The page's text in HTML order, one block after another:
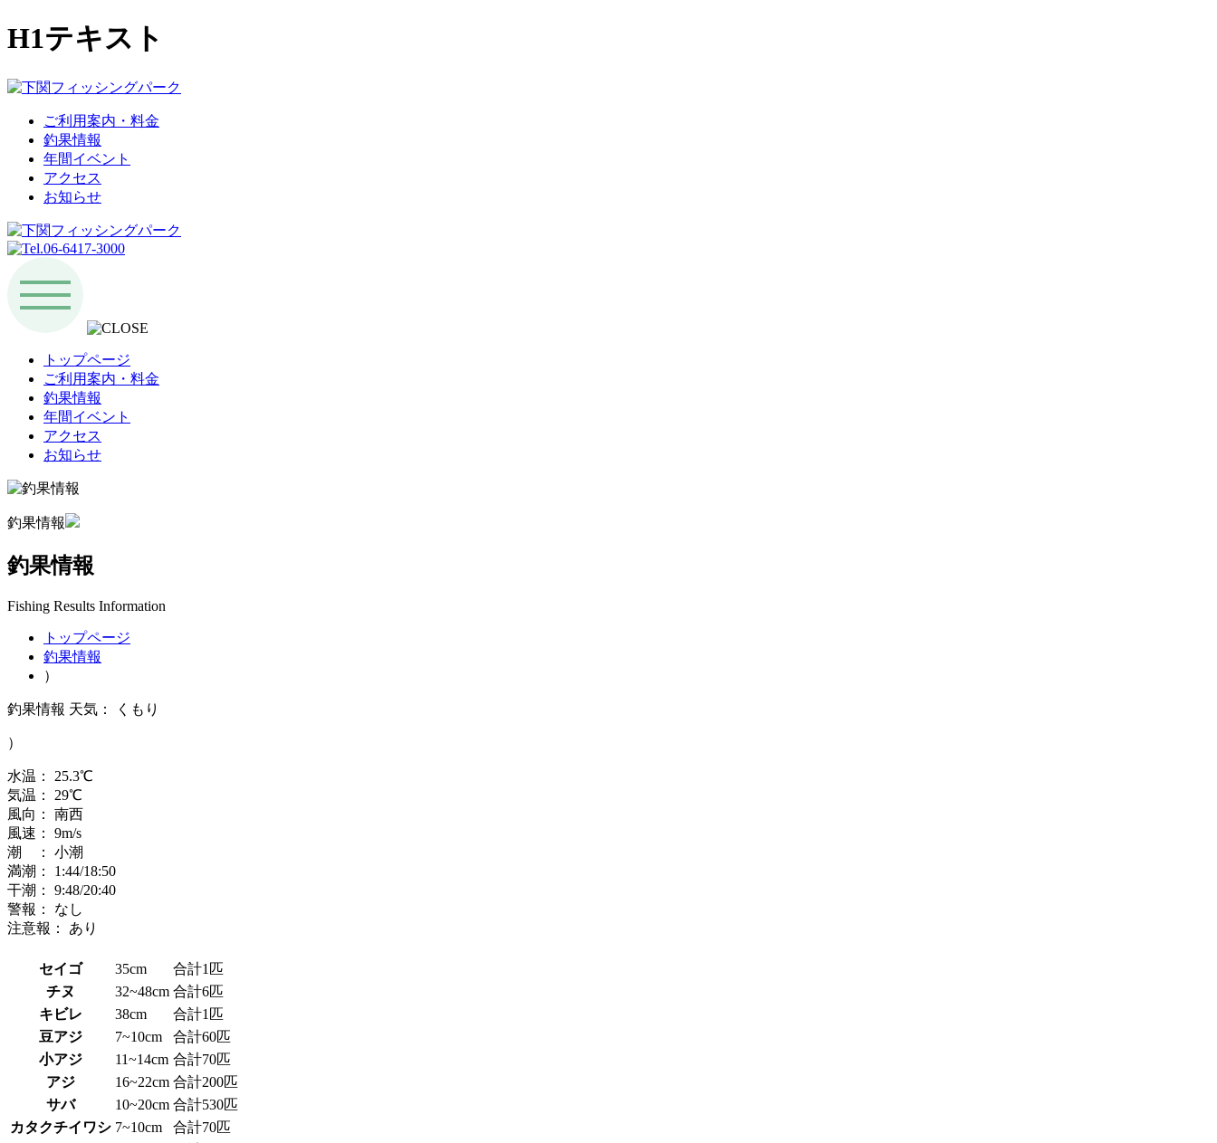
H1テキスト
ご利用案内・料金
釣果情報
年間イベント
アクセス
お知らせ
トップページ
ご利用案内・料金
釣果情報
年間イベント
アクセス
お知らせ
釣果情報
釣果情報
Fishing Results Information
トップページ
釣果情報
）
釣果情報 天気： くもり
）
水温： 25.3℃
気温： 29℃
風向： 南西
風速： 9m/s
潮 ： 小潮
満潮： 1:44/18:50
干潮： 9:48/20:40
警報： なし
注意報： あり
セイゴ 35cm
合計1匹
チヌ
32~48cm 合計6匹
キビレ
38cm
合計1匹
豆アジ
7~10cm
合計60匹
小アジ
11~14cm 合計70匹
アジ
16~22cm 合計200匹
サバ
10~20cm 合計530匹
カタクチイワシ 7~10cm
合計70匹